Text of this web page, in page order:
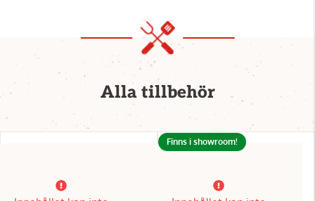
Alla tillbehör
Finns i showroom!